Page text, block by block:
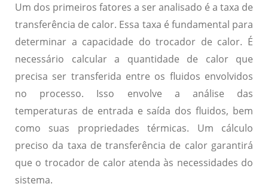
Um dos primeiros fatores a ser analisado é a taxa de
transferência de calor. Essa taxa é fundamental para
determinar a capacidade do trocador de calor. É
necessário calcular a quantidade de calor que
precisa ser transferida entre os fluidos envolvidos
no processo. Isso envolve a análise das
temperaturas de entrada e saída dos fluidos, bem
como suas propriedades térmicas. Um cálculo
preciso da taxa de transferência de calor garantirá
que o trocador de calor atenda às necessidades do
sistema.